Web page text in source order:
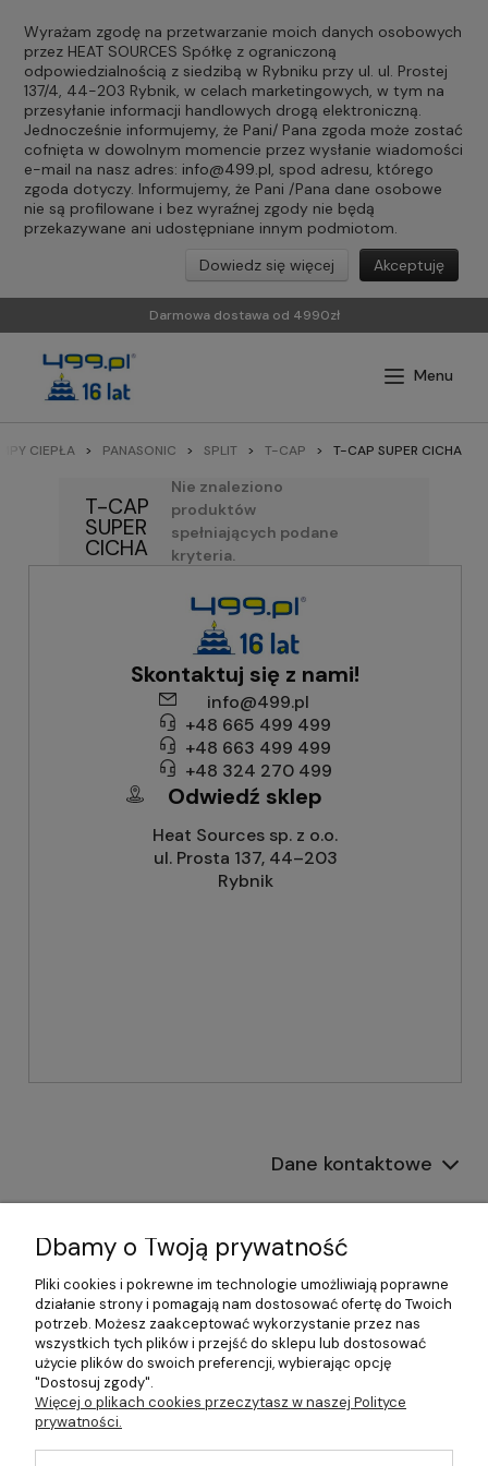
Wyrażam zgodę na przetwarzanie moich danych osobowych
przez HEAT SOURCES Spółkę z ograniczoną
odpowiedzialnością z siedzibą w Rybniku przy ul. ul. Prostej
137/4, 44-203 Rybnik, w celach marketingowych, w tym na
przesyłanie informacji handlowych drogą elektroniczną.
Jednocześnie informujemy, że Pani/ Pana zgoda może zostać
cofnięta w dowolnym momencie przez wysłanie wiadomości
e-mail na nasz adres: info@499.pl, spod adresu, którego
zgoda dotyczy. Informujemy, że Pani /Pana dane osobowe
nie są profilowane i bez wyraźnej zgody nie będą
przekazywane ani udostępniane innym podmiotom.
Akceptuję
Dowiedz się więcej
Darmowa dostawa od 4990zł
CIEPŁA PANASONIC SPLIT T-CAP T-CAP SUPER CICHA
T-CAP
SUPER
CICHA
Nie znaleziono
produktów
spełniających podane
kryteria.
Skontaktuj się z nami!
info@499.pl
+48 665 499 499
+48 663 499 499
+48 324 270 499
Odwiedź sklep
Heat Sources sp. z o.o.
ul. Prosta 137, 44–203
Rybnik
Dane kontaktowe
Informacje
Płatności i dostawa
Pomoc
Moje konto
©2026 Wszelkie Prawa Zastrzeżone | 499.pl - najlepszy sklep z
Dbamy o Twoją prywatność
Pliki cookies i pokrewne im technologie umożliwiają poprawne
działanie strony i pomagają nam dostosować ofertę do Twoich
potrzeb. Możesz zaakceptować wykorzystanie przez nas
wszystkich tych plików i przejść do sklepu lub dostosować
użycie plików do swoich preferencji, wybierając opcję
"Dostosuj zgody".
Więcej o plikach cookies przeczytasz w naszej Polityce
prywatności.